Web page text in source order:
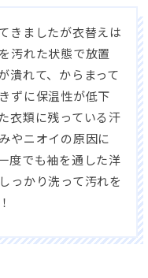
きましたが衣替えは
汚れた状態で放置
潰れて、からまって
ずに保温性が低下
衣類に残っている汗
やニオイの原因に
度でも袖を通した洋
っかり洗って汚れを